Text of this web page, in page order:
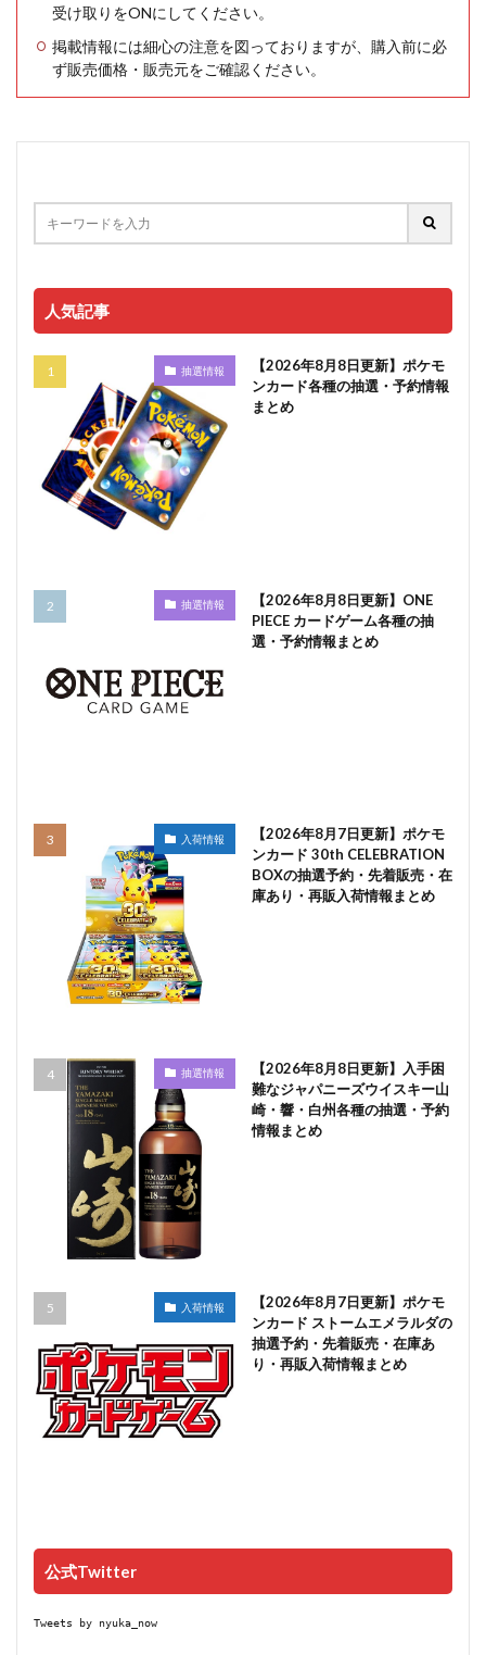
受け取りをONにしてください。
掲載情報には細心の注意を図っておりますが、購入前に必
ず販売価格・販売元をご確認ください。
人気記事
抽選情報
【2026年8月8日更新】ポケモ
ンカード各種の抽選・予約情報
まとめ
抽選情報
【2026年8月8日更新】ONE
PIECE カードゲーム各種の抽
選・予約情報まとめ
入荷情報
【2026年8月7日更新】ポケモ
ンカード 30th CELEBRATION
BOXの抽選予約・先着販売・在
庫あり・再販入荷情報まとめ
抽選情報
【2026年8月8日更新】入手困
難なジャパニーズウイスキー山
崎・響・白州各種の抽選・予約
情報まとめ
入荷情報
【2026年8月7日更新】ポケモ
ンカード ストームエメラルダの
抽選予約・先着販売・在庫あ
り・再販入荷情報まとめ
公式Twitter
Tweets by nyuka_now